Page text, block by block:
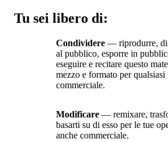
Tu sei libero di:
Condividere — riprodurre,
al pubblico, esporre in
eseguire e recitare questo
mezzo e formato per qualsiasi
commerciale.
Modificare — remixare,
basarti su di esso per le tue
anche commerciale.